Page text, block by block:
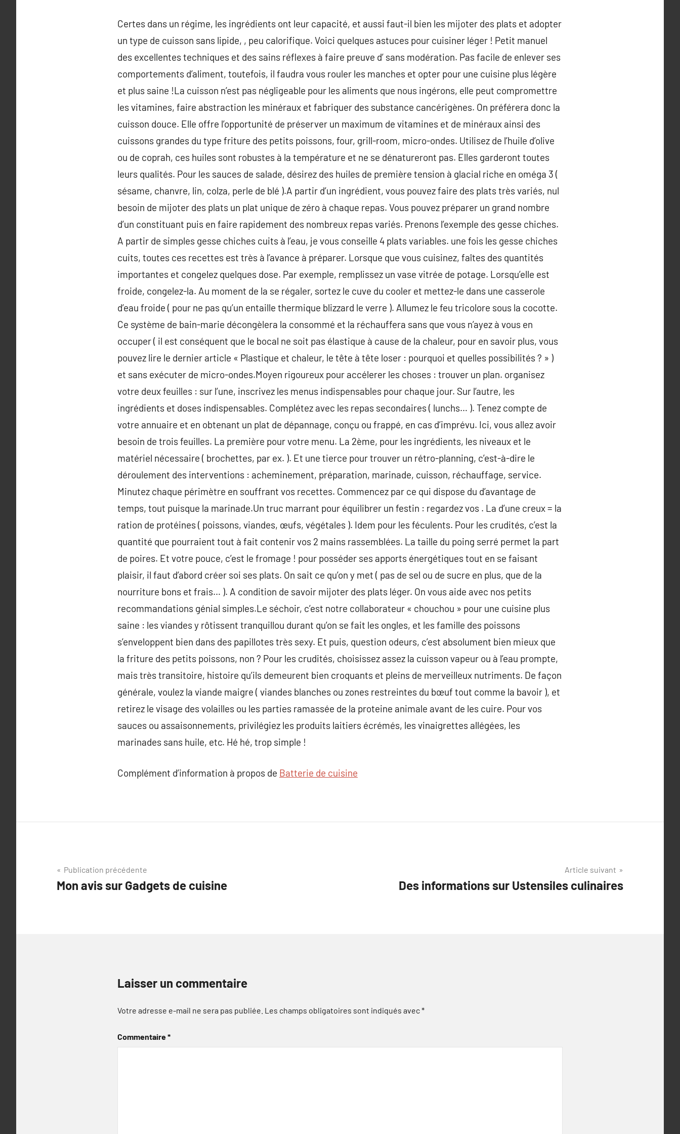
Certes dans un régime, les ingrédients ont leur capacité, et aussi faut-il bien les mijoter des plats et adopter
un type de cuisson sans lipide, , peu calorifique. Voici quelques astuces pour cuisiner léger ! Petit manuel
des excellentes techniques et des sains réflexes à faire preuve d’ sans modération. Pas facile de enlever ses
comportements d’aliment, toutefois, il faudra vous rouler les manches et opter pour une cuisine plus légère
et plus saine !La cuisson n’est pas négligeable pour les aliments que nous ingérons, elle peut compromettre
les vitamines, faire abstraction les minéraux et fabriquer des substance cancérigènes. On préférera donc la
cuisson douce. Elle offre l’opportunité de préserver un maximum de vitamines et de minéraux ainsi des
cuissons grandes du type friture des petits poissons, four, grill-room, micro-ondes. Utilisez de l’huile d’olive
ou de coprah, ces huiles sont robustes à la température et ne se dénatureront pas. Elles garderont toutes
leurs qualités. Pour les sauces de salade, désirez des huiles de première tension à glacial riche en oméga 3 (
sésame, chanvre, lin, colza, perle de blé ).A partir d’un ingrédient, vous pouvez faire des plats très variés, nul
besoin de mijoter des plats un plat unique de zéro à chaque repas. Vous pouvez préparer un grand nombre
d’un constituant puis en faire rapidement des nombreux repas variés. Prenons l’exemple des gesse chiches.
A partir de simples gesse chiches cuits à l’eau, je vous conseille 4 plats variables. une fois les gesse chiches
cuits, toutes ces recettes est très à l’avance à préparer. Lorsque que vous cuisinez, faîtes des quantités
importantes et congelez quelques dose. Par exemple, remplissez un vase vitrée de potage. Lorsqu’elle est
froide, congelez-la. Au moment de la se régaler, sortez le cuve du cooler et mettez-le dans une casserole
d’eau froide ( pour ne pas qu’un entaille thermique blizzard le verre ). Allumez le feu tricolore sous la cocotte.
Ce système de bain-marie décongèlera la consommé et la réchauffera sans que vous n’ayez à vous en
occuper ( il est conséquent que le bocal ne soit pas élastique à cause de la chaleur, pour en savoir plus, vous
pouvez lire le dernier article « Plastique et chaleur, le tête à tête loser : pourquoi et quelles possibilités ? » )
et sans exécuter de micro-ondes.Moyen rigoureux pour accélerer les choses : trouver un plan. organisez
votre deux feuilles : sur l’une, inscrivez les menus indispensables pour chaque jour. Sur l’autre, les
ingrédients et doses indispensables. Complétez avec les repas secondaires ( lunchs… ). Tenez compte de
votre annuaire et en obtenant un plat de dépannage, conçu ou frappé, en cas d’imprévu. Ici, vous allez avoir
besoin de trois feuilles. La première pour votre menu. La 2ème, pour les ingrédients, les niveaux et le
matériel nécessaire ( brochettes, par ex. ). Et une tierce pour trouver un rétro-planning, c’est-à-dire le
déroulement des interventions : acheminement, préparation, marinade, cuisson, réchauffage, service.
Minutez chaque périmètre en souffrant vos recettes. Commencez par ce qui dispose du d’avantage de
temps, tout puisque la marinade.Un truc marrant pour équilibrer un festin : regardez vos . La d’une creux = la
ration de protéines ( poissons, viandes, œufs, végétales ). Idem pour les féculents. Pour les crudités, c’est la
quantité que pourraient tout à fait contenir vos 2 mains rassemblées. La taille du poing serré permet la part
de poires. Et votre pouce, c’est le fromage ! pour posséder ses apports énergétiques tout en se faisant
plaisir, il faut d’abord créer soi ses plats. On sait ce qu’on y met ( pas de sel ou de sucre en plus, que de la
nourriture bons et frais… ). A condition de savoir mijoter des plats léger. On vous aide avec nos petits
recommandations génial simples.Le séchoir, c’est notre collaborateur « chouchou » pour une cuisine plus
saine : les viandes y rôtissent tranquillou durant qu’on se fait les ongles, et les famille des poissons
s’enveloppent bien dans des papillotes très sexy. Et puis, question odeurs, c’est absolument bien mieux que
la friture des petits poissons, non ? Pour les crudités, choisissez assez la cuisson vapeur ou à l’eau prompte,
mais très transitoire, histoire qu’ils demeurent bien croquants et pleins de merveilleux nutriments. De façon
générale, voulez la viande maigre ( viandes blanches ou zones restreintes du bœuf tout comme la bavoir ), et
retirez le visage des volailles ou les parties ramassée de la proteine animale avant de les cuire. Pour vos
sauces ou assaisonnements, privilégiez les produits laitiers écrémés, les vinaigrettes allégées, les
marinades sans huile, etc. Hé hé, trop simple !
Complément d’information à propos de Batterie de cuisine
Navigation
de
Publication précédente
Mon avis sur Gadgets de cuisine
Article suivant
Des informations sur Ustensiles culinaires
Laisser un commentaire
Votre adresse e-mail ne sera pas publiée. Les champs obligatoires sont indiqués avec*
Commentaire*